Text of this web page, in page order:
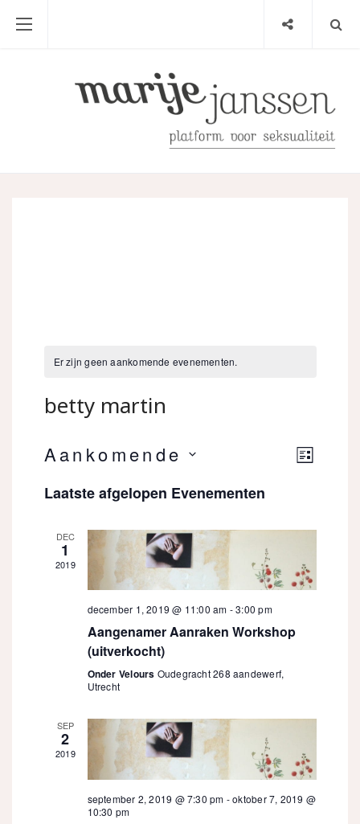
Er zijn geen aankomende evenementen.
betty martin
Aankomende
Laatste afgelopen Evenementen
DEC
1
2019
december 1, 2019 @ 11:00 am -3:00 pm
Aangenamer Aanraken Workshop
(uitverkocht)
Onder Velours Oudegracht 268 aandewerf,
Utrecht
SEP
2
2019
september 2, 2019 @ 7:30 pm -oktober 7, 2019 @
10:30 pm